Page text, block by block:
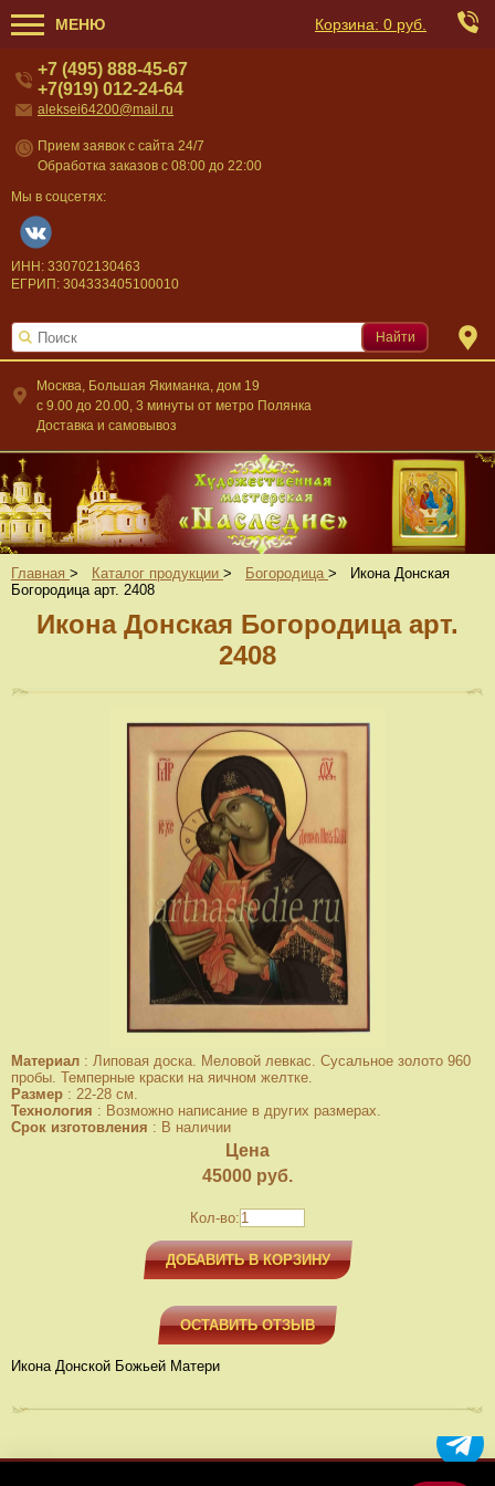
МЕНЮ Корзина: 0 руб.
Москва, Большая Якиманка, дом 19
c 9.00 до 20.00, 3 минуты от метро Полянка
Доставка и самовывоз
+7 (495) 888-45-67
+7(919) 012-24-64
aleksei64200@mail.ru
Прием заявок с сайта 24/7
Обработка заказов с 08:00 до 22:00
Мы в соцсетях:
ИНН: 330702130463
ЕГРИП: 304333405100010
Найти
Главная > Каталог продукции > Богородица >
Икона Донская
Богородица арт. 2408
Икона Донская Богородица арт.
2408
Материал : Липовая доска. Меловой левкас. Сусальное золото 960
пробы. Темперные краски на яичном желтке.
Размер : 22-28 см.
Технология : Возможно написание в других размерах.
Срок изготовления : В наличии
Цена
45000 руб.
Кол-во:
ДОБАВИТЬ В КОРЗИНУ
ОСТАВИТЬ ОТЗЫВ
Икона Донской Божьей Матери